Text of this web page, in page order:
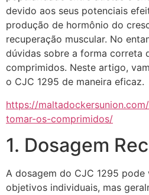
devido aos seus potenciais
produção de hormônio do
recuperação muscular. No
dúvidas sobre a forma correta
comprimidos. Neste artigo,
o CJC 1295 de maneira eficaz.
https://
tomar-os-comprimidos/
1. Dosagem
A dosagem do CJC 1295
objetivos individuais, mas